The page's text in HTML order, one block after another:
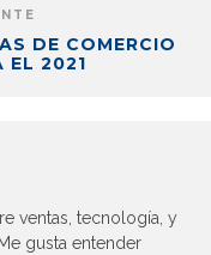
DE COMERCIO
EL 2021
ventas, tecnología, y
gusta entender